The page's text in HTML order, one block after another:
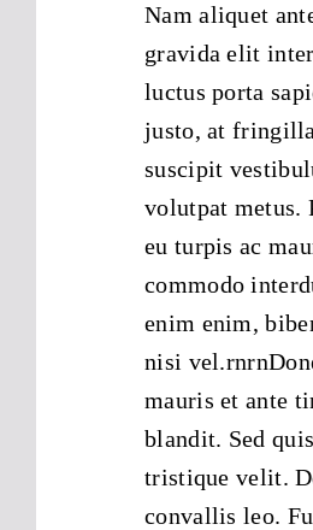
Nam aliquet
gravida elit
luctus porta
justo, at
suscipit
volutpat metus.
eu turpis ac
commodo
enim enim,
nisi
mauris et ante
blandit. Sed quis
tristique velit.
convallis leo.